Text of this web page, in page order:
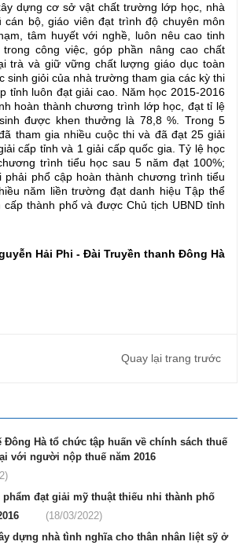
dựng cơ sở vật chất trường lớp học, nhà
bộ, giáo viên đạt trình độ chuyên môn
tâm huyết với nghề, luôn nêu cao tinh
công việc, góp phần nâng cao chất
trà và giữ vững chất lượng giáo dục toàn
sinh giỏi của nhà trường tham gia các kỳ thi
tỉnh luôn đạt giải cao. Năm học 2015-2016
hoàn thành chương trình lớp học, đạt tỉ lệ
được khen thưởng là 78,8 %. Trong 5
tham gia nhiều cuộc thi và đã đạt 25 giải
cấp tỉnh và 1 giải cấp quốc gia. Tỷ lệ học
trình tiểu học sau 5 năm đạt 100%;
phải phổ cập hoàn thành chương trình tiểu
năm liền trường đạt danh hiệu Tập thể
cấp thành phố và được Chủ tịch UBND tỉnh
Hải Phi - Đài Truyền thanh Đông Hà
Quay lại trang trước
Đông Hà tổ chức tập huấn về chính sách thuế
với người nộp thuế năm 2016
phẩm đạt giải mỹ thuật thiếu nhi thành phố
(18/03/2022)
dựng nhà tình nghĩa cho thân nhân liệt sỹ ở